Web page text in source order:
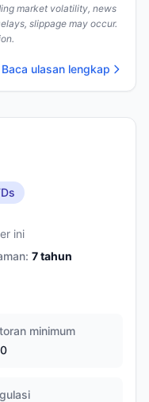
market volatility, news
slippage may occur.
Baca ulasan lengkap
ini
7tahun
minimum